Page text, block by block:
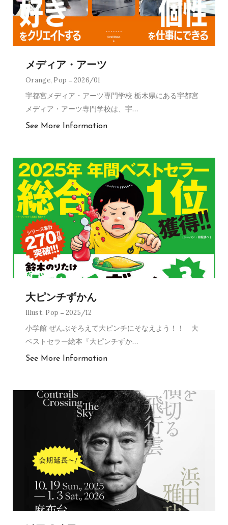
メディア・アーツ
Orange, Pop 2026/01
宇都宮メディア・アーツ専門学校 栃木県にある宇都宮
メディア・アーツ専門学校は、宇…
See More Information
大ピンチずかん
Illust, Pop 2025/12
小学館 ぜんぶそろえて大ピンチにそなえよう！！ 大
ベストセラー絵本『大ピンチずか…
See More Information